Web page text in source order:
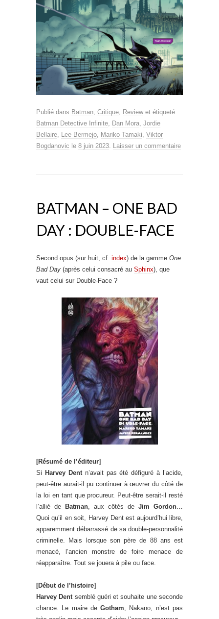
Publié dans Batman, Critique, Reviewet étiqueté
Batman Detective Infinite, Dan Mora, Jordie
Bellaire, Lee Bermejo, Mariko Tamaki, Viktor
Bogdanovic le 8 juin 2023. Laisser un commentaire
BATMAN – ONE BAD
DAY : DOUBLE-FACE
Second opus (sur huit, cf. index) de la gamme One
Bad Day (après celui consacré au Sphinx), que
vaut celui sur Double-Face ?
[Résumé de l’éditeur]
Si Harvey Dentn’avait pas été défiguré à l’acide,
peut-être aurait-il pu continuer à œuvrer du côté de
la loi en tant que procureur. Peut-être serait-il resté
l’allié de
Batman, aux côtés de Jim Gordon…
Quoi qu’il en soit, Harvey Dent est aujourd’hui libre,
apparemment débarrassé de sa double-personnalité
criminelle. Mais lorsque son père de 88 ans est
menacé, l’ancien monstre de foire menace de
réapparaître. Tout se jouera à pile ou face.
[Début de l’histoire]
Harvey Dentsemblé guéri et souhaite une seconde
chance. Le maire deGotham, Nakano, n’est pas